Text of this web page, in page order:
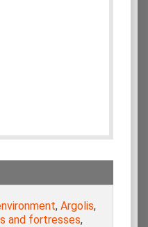
, Argolis,
and fortresses,